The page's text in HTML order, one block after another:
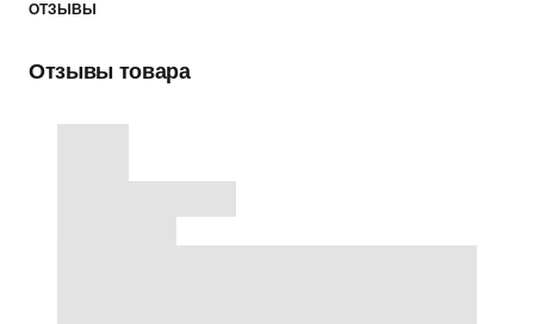
ОТЗЫВЫ
Отзывы товара